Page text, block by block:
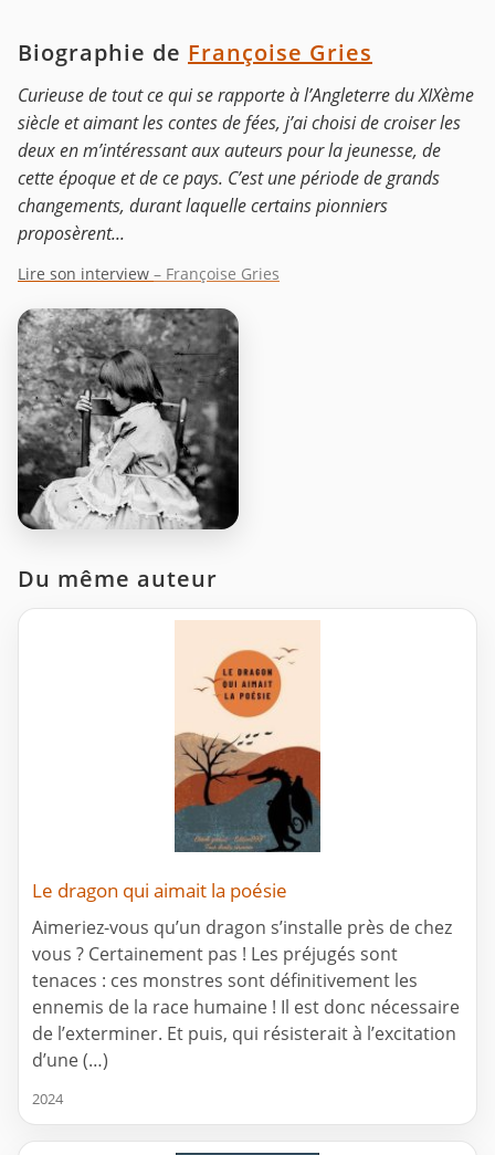
Biographie de Françoise Gries
Curieuse de tout ce qui se rapporte à l’Angleterre du XIXème
siècle et aimant les contes de fées, j’ai choisi de croiser les
deux en m’intéressant aux auteurs pour la jeunesse, de
cette époque et de ce pays. C’est une période de grands
changements, durant laquelle certains pionniers
proposèrent...
Lire son interview – Françoise Gries
Du même auteur
Le dragon qui aimait la poésie
Aimeriez-vous qu’un dragon s’installe près de chez
vous ? Certainement pas ! Les préjugés sont
tenaces : ces monstres sont définitivement les
ennemis de la race humaine ! Il est donc nécessaire
de l’exterminer. Et puis, qui résisterait à l’excitation
d’une (…)
2024